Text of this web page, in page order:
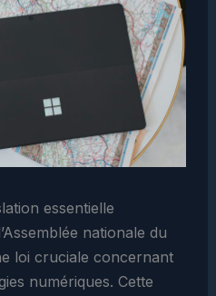
essentielle
nationale du
loi cruciale concernant
numériques. Cette